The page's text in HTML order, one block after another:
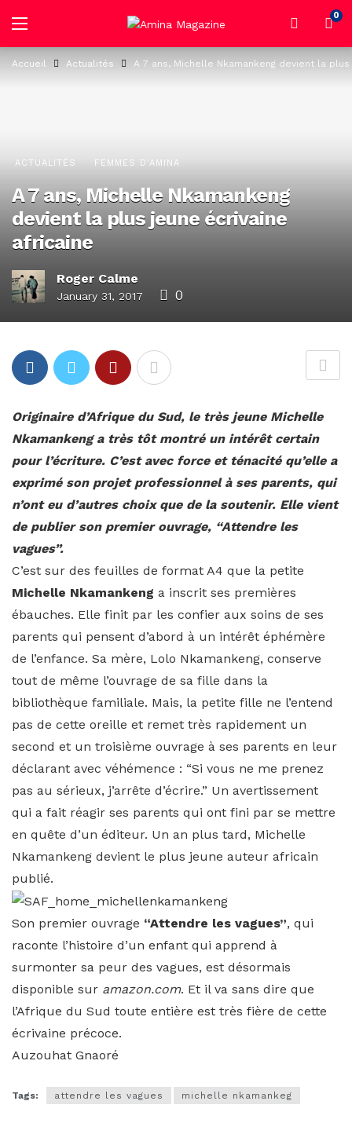
0
Accueil Actualités A 7 ans, Michelle Nkamankeng devient la
ACTUALITÉS FEMMES D'AMINA
A 7 ans, Michelle Nkamankeng
devient la plus jeune écrivaine
africaine
Roger Calme
January 31, 2017 0
Originaire d’Afrique du Sud, le très jeune Michelle
Nkamankeng a très tôt montré un intérêt certain
pour l’écriture. C’est avec force et ténacité qu’elle a
exprimé son projet professionnel à ses parents, qui
n’ont eu d’autres choix que de la soutenir. Elle vient
de publier son premier ouvrage, “Attendre les
vagues”.
C’est sur des feuilles de format A4 que la petite
Michelle Nkamankeng a inscrit ses premières
ébauches. Elle finit par les confier aux soins de ses
parents qui pensent d’abord à un intérêt éphémère
de l’enfance. Sa mère, Lolo Nkamankeng, conserve
tout de même l’ouvrage de sa fille dans la
bibliothèque familiale. Mais, la petite fille ne l’entend
pas de cette oreille et remet très rapidement un
second et un troisième ouvrage à ses parents en leur
déclarant avec véhémence : “Si vous ne me prenez
pas au sérieux, j’arrête d’écrire.” Un avertissement
qui a fait réagir ses parents qui ont fini par se mettre
en quête d’un éditeur. Un an plus tard, Michelle
Nkamankeng devient le plus jeune auteur africain
publié.
Son premier ouvrage “Attendre les vagues”, qui
raconte l’histoire d’un enfant qui apprend à
surmonter sa peur des vagues, est désormais
disponible sur amazon.com. Et il va sans dire que
l’Afrique du Sud toute entière est très fière de cette
écrivaine précoce.
Auzouhat Gnaoré
Tags: attendre les vagues michelle nkamankeg